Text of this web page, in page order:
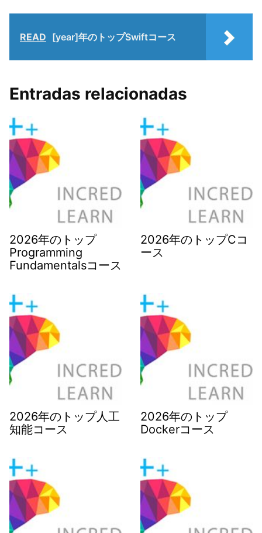
READ [year]年のトップSwiftコース
Entradas relacionadas
2026年のトップ
Programming
Fundamentalsコース
2026年のトップCコ
ース
2026年のトップ人工
知能コース
2026年のトップ
Dockerコース